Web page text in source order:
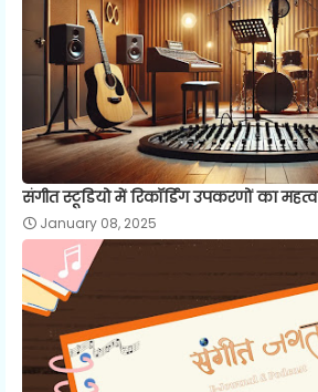
संगीत स्टूडियो में रिकॉर्डिंग उपकरणों का महत्व
January 08, 2025